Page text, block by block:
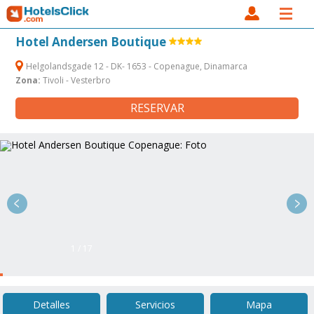
Hotel Andersen Boutique
Helgolandsgade 12 - DK- 1653 - Copenague, Dinamarca
Zona: Tivoli - Vesterbro
RESERVAR
Detalles Servicios Mapa